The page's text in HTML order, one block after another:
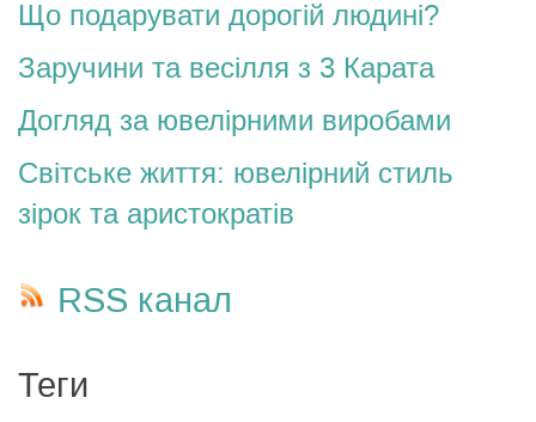
Що подарувати дорогій людині?
Заручини та весілля з 3 Карата
Догляд за ювелірними виробами
Світське життя: ювелірний стиль
зірок та аристократів
RSS канал
Теги